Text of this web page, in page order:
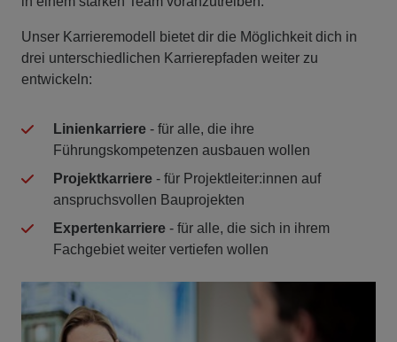
Unser Karrieremodell bietet dir die Möglichkeit dich in
drei unterschiedlichen Karrierepfaden weiter zu
entwickeln:
Linienkarriere - für alle, die ihre
Führungskompetenzen ausbauen wollen
Projektkarriere - für Projektleiter:innen auf
anspruchsvollen Bauprojekten
Expertenkarriere - für alle, die sich in ihrem
Fachgebiet weiter vertiefen wollen